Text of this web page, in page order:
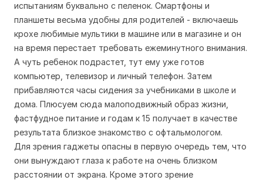
испытаниям буквально с пеленок. Смартфоны и
планшеты весьма удобны для родителей - включаешь
крохе любимые мультики в машине или в магазине и он
на время перестает требовать ежеминутного внимания.
А чуть ребенок подрастет, тут ему уже готов
компьютер, телевизор и личный телефон. Затем
прибавляются часы сидения за учебниками в школе и
дома. Плюсуем сюда малоподвижный образ жизни,
фастфудное питание и годам к 15 получает в качестве
результата близкое знакомство с офтальмологом.
Для зрения гаджеты опасны в первую очередь тем, что
они вынуждают глаза к работе на очень близком
расстоянии от экрана. Кроме этого зрение